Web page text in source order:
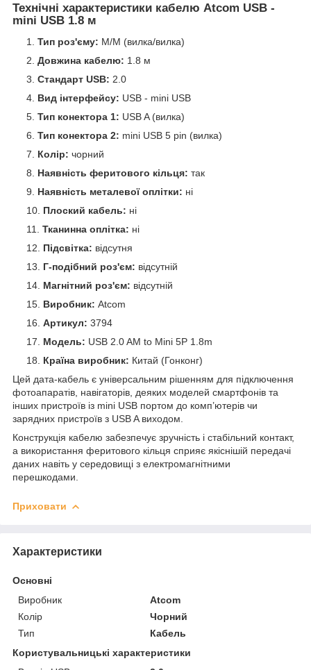
Технічні характеристики кабелю Atcom USB -
mini USB 1.8 м
Тип роз'єму: M/M (вилка/вилка)
Довжина кабелю: 1.8 м
Стандарт USB: 2.0
Вид інтерфейсу: USB - mini USB
Тип конектора 1: USB A (вилка)
Тип конектора 2: mini USB 5 pin (вилка)
Колір: чорний
Наявність феритового кільця: так
Наявність металевої оплітки: ні
Плоский кабель: ні
Тканинна оплітка: ні
Підсвітка: відсутня
Г-подібний роз'єм: відсутній
Магнітний роз'єм: відсутній
Виробник: Atcom
Артикул: 3794
Модель: USB 2.0 AM to Mini 5P 1.8m
Країна виробник: Китай (Гонконг)
Цей дата-кабель є універсальним рішенням для підключення
фотоапаратів, навігаторів, деяких моделей смартфонів та
інших пристроїв із mini USB портом до комп’ютерів чи
зарядних пристроїв з USB A виходом.
Конструкція кабелю забезпечує зручність і стабільний контакт,
а використання феритового кільця сприяє якіснішій передачі
даних навіть у середовищі з електромагнітними
перешкодами.
Приховати
Характеристики
Основні
Виробник
Atcom
Колір
Чорний
Тип
Кабель
Користувальницькі характеристики